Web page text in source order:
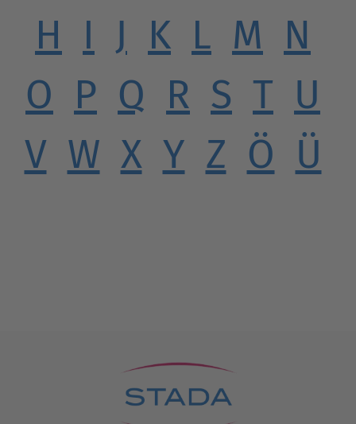
H I J K L M N
O P Q R S T U
V W X Y Z Ö Ü